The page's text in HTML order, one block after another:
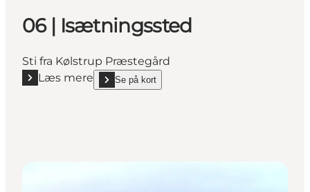
06 | Isætningssted
Sti fra Kølstrup Præstegård
Læs mere
Læs mere "06 | Isætningssted"
Se på kort
show 06 | Isætningssted on_map